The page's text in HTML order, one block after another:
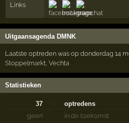
Links
Uitgaansagenda DMNK
Laatste optreden was op donderdag 14
Stoppelmarkt ,Vechta
Statistieken
37 ·
optredens
geen
·
in de toekomst